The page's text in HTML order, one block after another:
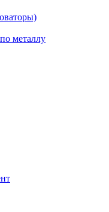
металлу